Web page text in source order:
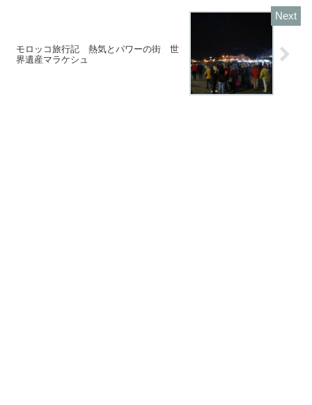
モロッコ旅行記 熱気とパワーの街 世
界遺産マラケシュ